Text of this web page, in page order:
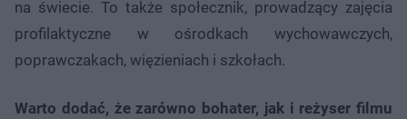
na świecie. To także społecznik, prowadzący zajęcia
profilaktyczne w ośrodkach wychowawczych,
poprawczakach, więzieniach i szkołach.
Warto dodać, że zarówno bohater, jak i reżyser filmu